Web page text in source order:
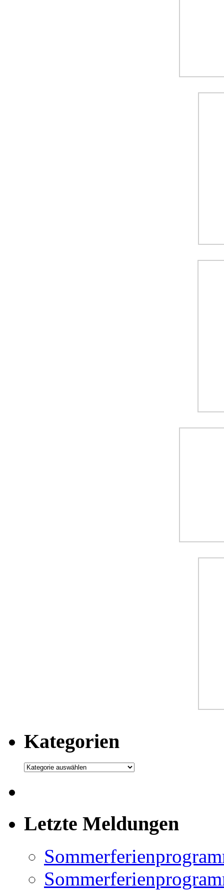
Kategorien
Kategorien
Letzte Meldungen